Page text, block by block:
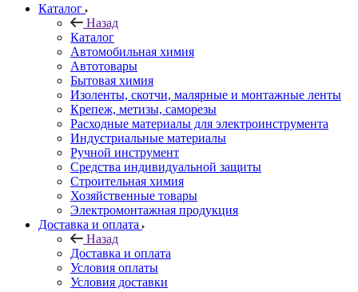
Каталог
Назад
Каталог
Автомобильная химия
Автотовары
Бытовая химия
Изоленты, скотчи, малярные и монтажные ленты
Крепеж, метизы, саморезы
Расходные материалы для электроинструмента
Индустриальные материалы
Ручной инструмент
Средства индивидуальной защиты
Строительная химия
Хозяйственные товары
Электромонтажная продукция
Доставка и оплата
Назад
Доставка и оплата
Условия оплаты
Условия доставки